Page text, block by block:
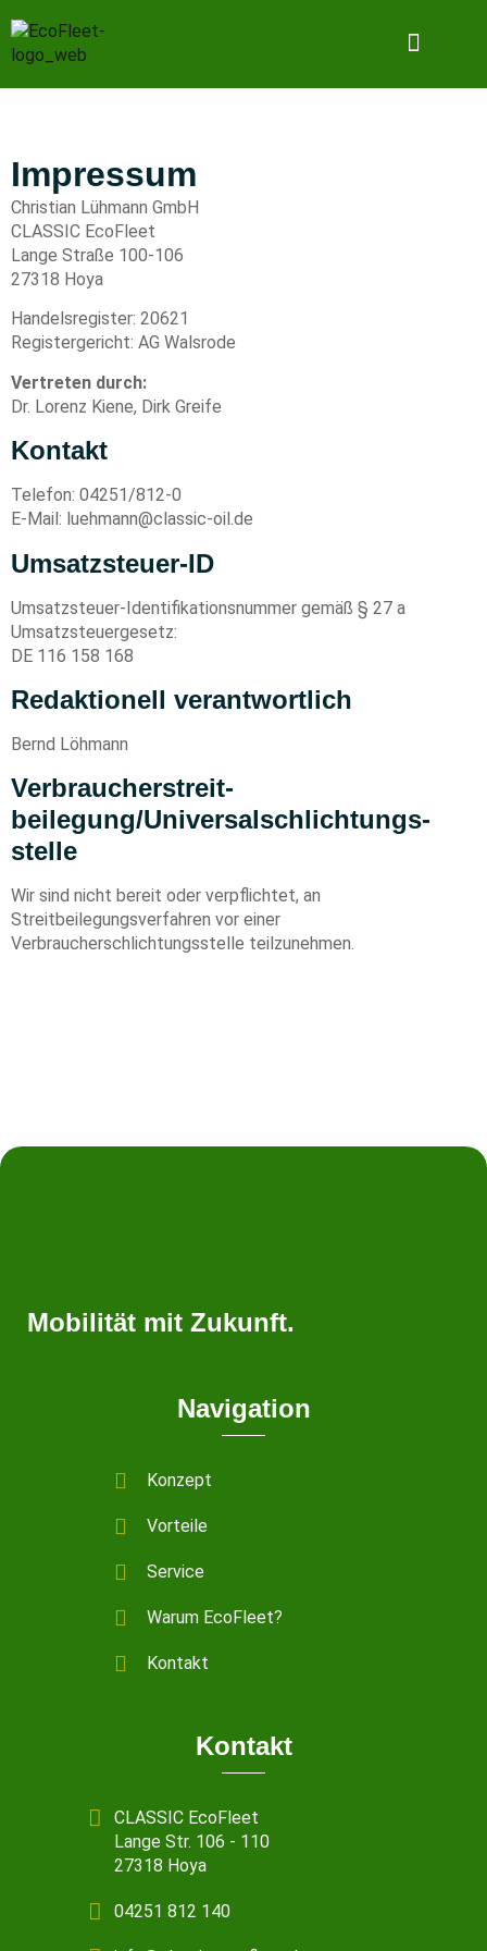
Impressum
Christian Lühmann GmbH
CLASSIC EcoFleet
Lange Straße 100-106
27318 Hoya
Handelsregister: 20621
Registergericht: AG Walsrode
Vertreten durch:
Dr. Lorenz Kiene, Dirk Greife
Kontakt
Telefon: 04251/812-0
E-Mail: luehmann@classic-oil.de
Umsatzsteuer-ID
Umsatzsteuer-Identifikationsnummer gemäß § 27 a
Umsatzsteuergesetz:
DE 116 158 168
Redaktionell verantwortlich
Bernd Löhmann
Verbraucher­streit­
beilegung/Universal­schlichtungs­
stelle
Wir sind nicht bereit oder verpflichtet, an
Streitbeilegungsverfahren vor einer
Verbraucherschlichtungsstelle teilzunehmen.
Mobilität mit Zukunft.
Navigation
Konzept
Vorteile
Service
Warum EcoFleet?
Kontakt
Kontakt
CLASSIC EcoFleet
Lange Str. 106 - 110
27318 Hoya
04251 812 140